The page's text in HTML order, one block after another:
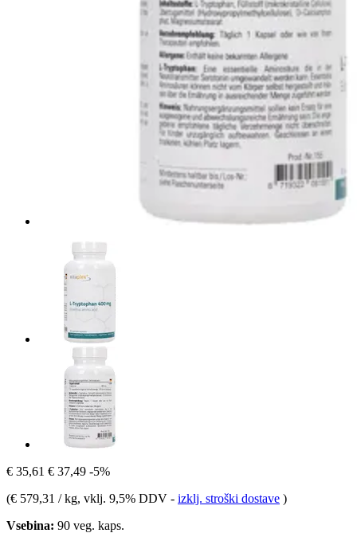
€ 35,61 € 37,49 -5%
(€ 579,31 / kg, vklj. 9,5% DDV - izklj. stroški dostave )
Vsebina: 90 veg. kaps.